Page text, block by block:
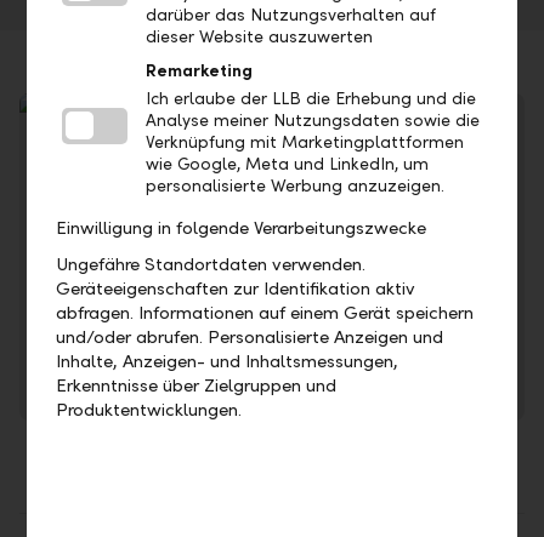
In unserem Online-Geschäftsbericht erhalten Sie
umfassenden Einblick in unsere Erfolgskennzahlen.
Zum Online-Geschäftsbericht
darüber das Nutzungsverhalten auf
dieser Website auszuwerten
Remarketing
Ich erlaube der LLB die Erhebung und die
Analyse meiner Nutzungsdaten sowie die
Verknüpfung mit Marketingplattformen
wie Google, Meta und LinkedIn, um
personalisierte Werbung anzuzeigen.
Einwilligung in folgende Verarbeitungszwecke
Ungefähre Standortdaten verwenden.
Geräteeigenschaften zur Identifikation aktiv
abfragen. Informationen auf einem Gerät speichern
und/oder abrufen. Personalisierte Anzeigen und
Inhalte, Anzeigen- und Inhaltsmessungen,
Erkenntnisse über Zielgruppen und
Produktentwicklungen.